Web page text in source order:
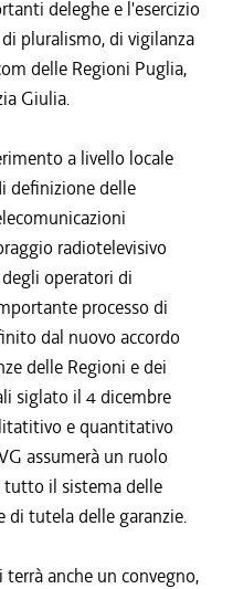
deleghe e l'esercizio
pluralismo, di vigilanza
delle Regioni Puglia,
Giulia.
a livello locale
definizione delle
radiotelevisivo
operatori di
processo di
dal nuovo accordo
delle Regioni e dei
siglato il 4 dicembre
e quantitativo
assumerà un ruolo
il sistema delle
di tutela delle garanzie.
anche un convegno,